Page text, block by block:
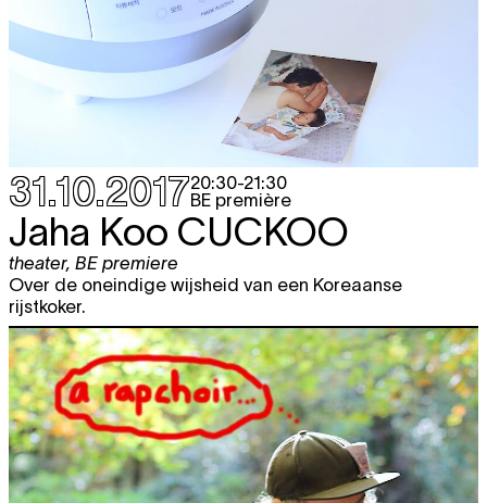
31.10.201720:30-21:30
BE première
Jaha Koo CUCKOO
theater, BE premiere
Over de oneindige wijsheid van een Koreaanse
rijstkoker.